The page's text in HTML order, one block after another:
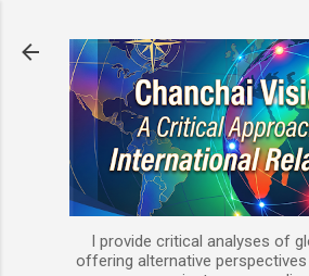
I provide critical analyses of
offering alternative